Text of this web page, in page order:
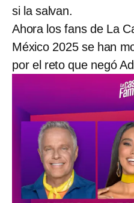
si la salvan.
Ahora los fans de La
México 2025 se han
por el reto que negó